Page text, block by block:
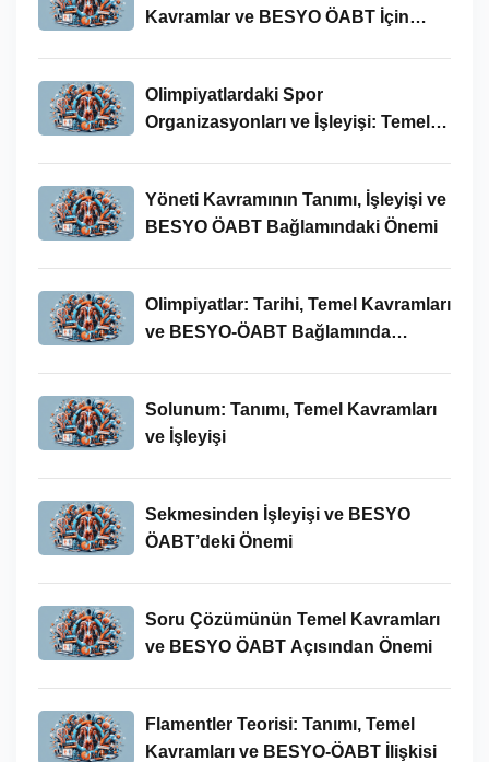
Kavramlar ve BESYO ÖABT İçin
Olimpiyatlardaki Spor
Organizasyonları ve İşleyişi: Temel
Yöneti Kavramının Tanımı, İşleyişi ve
BESYO ÖABT Bağlamındaki Önemi
Olimpiyatlar: Tarihi, Temel Kavramları
ve BESYO-ÖABT Bağlamında
Solunum: Tanımı, Temel Kavramları
ve İşleyişi
Sekmesinden İşleyişi ve BESYO
ÖABT’deki Önemi
Soru Çözümünün Temel Kavramları
ve BESYO ÖABT Açısından Önemi
Flamentler Teorisi: Tanımı, Temel
Kavramları ve BESYO-ÖABT İlişkisi